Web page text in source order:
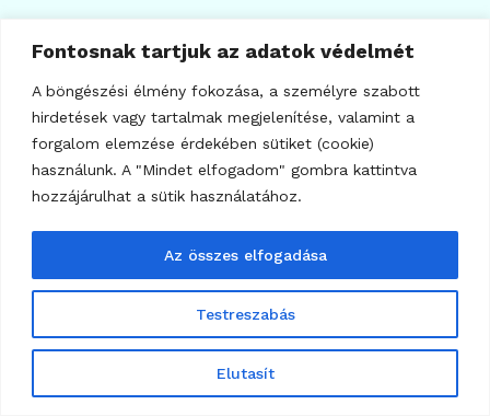
Fontosnak tartjuk az adatok védelmét
A böngészési élmény fokozása, a személyre szabott
hirdetések vagy tartalmak megjelenítése, valamint a
forgalom elemzése érdekében sütiket (cookie)
használunk. A "Mindet elfogadom" gombra kattintva
hozzájárulhat a sütik használatához.
Testreszabás
Elutasít
Az összes elfogadása
Sera
Hozzászólás írása
Az e-mail címet nem tesszük közzé. A kötelező mezőket*